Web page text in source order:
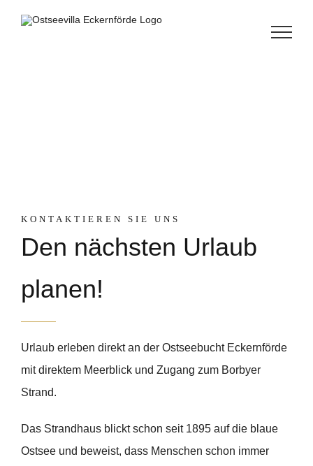
KONTAKTIEREN SIE UNS
Den nächsten Urlaub
planen!
Urlaub erleben direkt an der Ostseebucht Eckernförde
mit direktem Meerblick und Zugang zum Borbyer
Strand.
Das Strandhaus blickt schon seit 1895 auf die blaue
Ostsee und beweist, dass Menschen schon immer